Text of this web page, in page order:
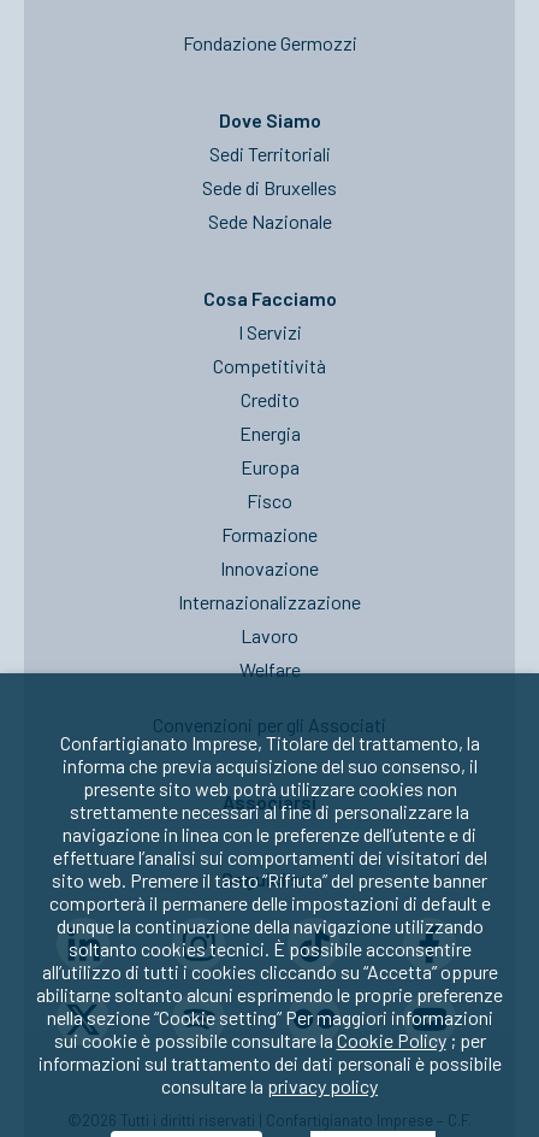
Fondazione Germozzi
Dove Siamo
Sedi Territoriali
Sede di Bruxelles
Sede Nazionale
Cosa Facciamo
I Servizi
Competitività
Credito
Energia
Europa
Fisco
Formazione
Innovazione
Internazionalizzazione
Lavoro
Welfare
Convenzioni per gli Associati
Associarsi
Seguici su:
©2026 Tutti i diritti riservati | Confartigianato Imprese – C.F.
Confartigianato Imprese, Titolare del trattamento, la
informa che previa acquisizione del suo consenso, il
presente sito web potrà utilizzare cookies non
strettamente necessari al fine di personalizzare la
navigazione in linea con le preferenze dell’utente e di
effettuare l’analisi sui comportamenti dei visitatori del
sito web. Premere il tasto “Rifiuta” del presente banner
comporterà il permanere delle impostazioni di default e
dunque la continuazione della navigazione utilizzando
soltanto cookies tecnici. È possibile acconsentire
all’utilizzo di tutti i cookies cliccando su “Accetta” oppure
abilitarne soltanto alcuni esprimendo le proprie preferenze
nella sezione “Cookie setting” Per maggiori informazioni
sui cookie è possibile consultare la Cookie Policy; per
informazioni sul trattamento dei dati personali è possibile
consultare la privacy policy